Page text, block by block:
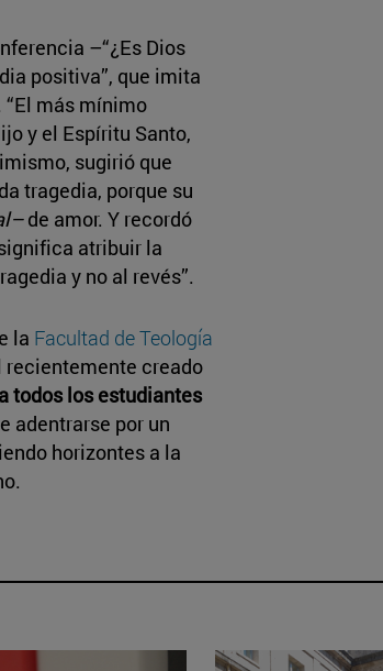
–“¿Es Dios
positiva”, que imita
más mínimo
y el Espíritu Santo,
sugirió que
tragedia, porque su
de amor. Y recordó
atribuir la
y no al revés”.
la Facultad de Teología
recientemente creado
todos los estudiantes
adentrarse por un
horizontes a la